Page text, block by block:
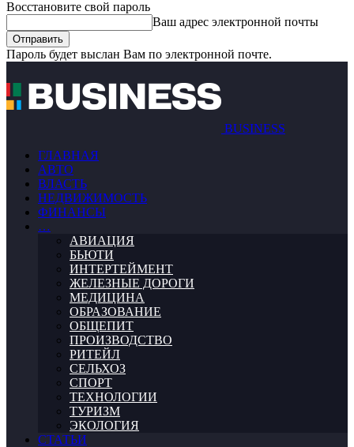
Восстановите свой пароль
Ваш адрес электронной почты
Пароль будет выслан Вам по электронной почте.
BUSINESS
ГЛАВНАЯ
АВТО
ВЛАСТЬ
НЕДВИЖИМОСТЬ
ФИНАНСЫ
…
АВИАЦИЯ
БЬЮТИ
ИНТЕРТЕЙМЕНТ
ЖЕЛЕЗНЫЕ ДОРОГИ
МЕДИЦИНА
ОБРАЗОВАНИЕ
ОБЩЕПИТ
ПРОИЗВОДСТВО
РИТЕЙЛ
СЕЛЬХОЗ
СПОРТ
ТЕХНОЛОГИИ
ТУРИЗМ
ЭКОЛОГИЯ
СТАТЬИ